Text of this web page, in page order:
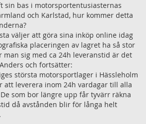
sin bas i motorsportentusiasternas
och Karlstad, hur kommer detta
väljer att göra sina inköp online idag
placeringen av lagret ha så stor
man sig med ca 24h leveranstid är det
och fortsätter:
största motorsportlager i Hässleholm
att leverera inom 24h vardagar till alla
som bor längre upp får tyvärr räkna
då avstånden blir för långa helt